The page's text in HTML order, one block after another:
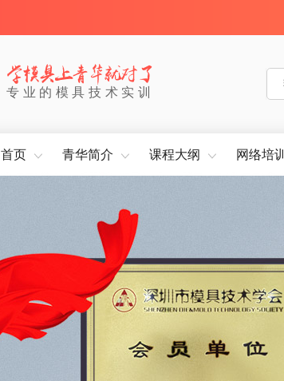
专业的模具技术实训
首页 青华简介 课程大纲 网络培训